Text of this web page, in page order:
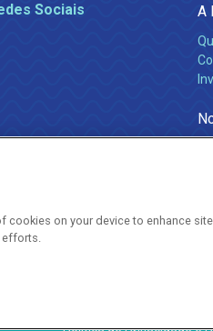
Sociais A
Copyright ®
cookies on your device to enhance site